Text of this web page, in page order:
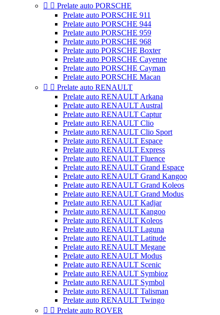
  Prelate auto PORSCHE
Prelate auto PORSCHE 911
Prelate auto PORSCHE 944
Prelate auto PORSCHE 959
Prelate auto PORSCHE 968
Prelate auto PORSCHE Boxter
Prelate auto PORSCHE Cayenne
Prelate auto PORSCHE Cayman
Prelate auto PORSCHE Macan
  Prelate auto RENAULT
Prelate auto RENAULT Arkana
Prelate auto RENAULT Austral
Prelate auto RENAULT Captur
Prelate auto RENAULT Clio
Prelate auto RENAULT Clio Sport
Prelate auto RENAULT Espace
Prelate auto RENAULT Express
Prelate auto RENAULT Fluence
Prelate auto RENAULT Grand Espace
Prelate auto RENAULT Grand Kangoo
Prelate auto RENAULT Grand Koleos
Prelate auto RENAULT Grand Modus
Prelate auto RENAULT Kadjar
Prelate auto RENAULT Kangoo
Prelate auto RENAULT Koleos
Prelate auto RENAULT Laguna
Prelate auto RENAULT Latitude
Prelate auto RENAULT Megane
Prelate auto RENAULT Modus
Prelate auto RENAULT Scenic
Prelate auto RENAULT Symbioz
Prelate auto RENAULT Symbol
Prelate auto RENAULT Talisman
Prelate auto RENAULT Twingo
  Prelate auto ROVER